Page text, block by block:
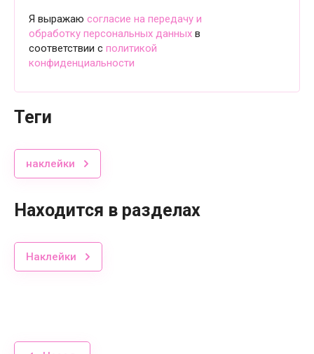
Я выражаю согласие на передачу и
обработку персональных данных в
соответствии с политикой
конфиденциальности
теги
наклейки
Находится в разделах
Наклейки